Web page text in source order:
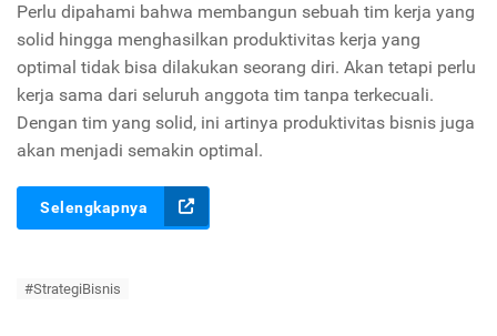
Perlu dipahami bahwa membangun sebuah tim kerja yang
solid hingga menghasilkan produktivitas kerja yang
optimal tidak bisa dilakukan seorang diri. Akan tetapi perlu
kerja sama dari seluruh anggota tim tanpa terkecuali.
Dengan tim yang solid, ini artinya produktivitas bisnis juga
akan menjadi semakin optimal.
Selengkapnya
#StrategiBisnis